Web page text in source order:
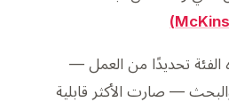
الفئة تحديدًا من العمل —
والبحث — صارت الأكثر قابلية